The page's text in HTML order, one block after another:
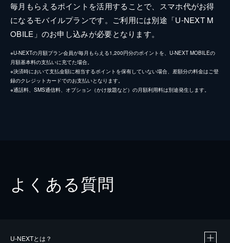
毎月もらえるポイントを活用することで、スマホ代がお得
になるモバイルプランです。ご利用には別途「U-NEXT M
OBILE」のお申し込みが必要となります。
※U-NEXTの月額プラン会員が毎月もらえる1,200円分のポイントを、U-NEXT MOBILEの
月額基本料の支払いに充てた場合。
※決済時において支払金額に相当するポイントを保有していない場合、差額分の料金はご登
録のクレジットカードでのお支払いとなります。
※通話料、SMS通信料、オプション（かけ放題など）の月額利用料は別途発生します。
よくある質問
U-NEXTとは？